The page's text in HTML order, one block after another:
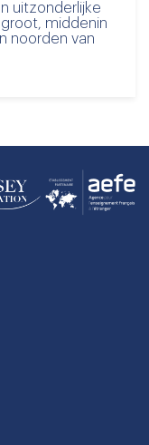
uitzonderlijke
middenin
noorden van